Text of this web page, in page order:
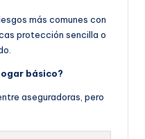
más comunes con
protección sencilla o
básico?
aseguradoras, pero